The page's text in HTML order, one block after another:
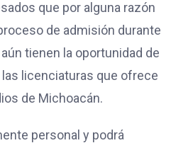
que por alguna razón
de admisión durante
tienen la oportunidad de
licenciaturas que ofrece
de Michoacán.
personal y podrá